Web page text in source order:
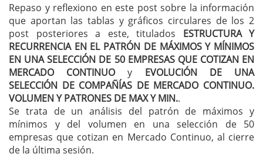
Repaso y reflexiono en este post sobre la información
que aportan las tablas y gráficos circulares de los 2
post posteriores a este, titulados ESTRUCTURA Y
RECURRENCIA EN EL PATRÓN DE MÁXIMOS Y MÍNIMOS
EN UNA SELECCIÓN DE 50 EMPRESAS QUE COTIZAN EN
MERCADO CONTINUOy EVOLUCIÓN DE UNA
SELECCIÓN DE COMPAÑÍAS DE MERCADO CONTINUO.
VOLUMEN Y PATRONES DE MAX Y MIN..
Se trata de un análisis del patrón de máximos y
mínimos y del volumen en una selección de 50
empresas que cotizan en Mercado Continuo, al cierre
de la última sesión.